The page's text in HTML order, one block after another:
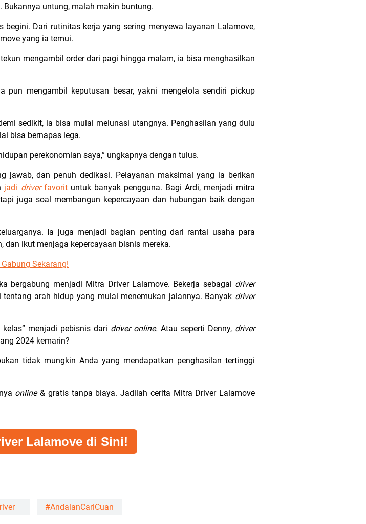
untung, malah makin buntung.
Dari rutinitas kerja yang sering menyewa layanan Lalamove,
yang ia temui.
mengambil order dari pagi hingga malam, ia bisa menghasilkan
mengambil keputusan besar, yakni mengelola sendiri pickup
sedikit, ia bisa mulai melunasi utangnya. Penghasilan yang dulu
bisa bernapas lega.
perekonomian saya,” ungkapnya dengan tulus.
jawab, dan penuh dedikasi. Pelayanan maksimal yang ia berikan
jadi driverfavorituntuk banyak pengguna. Bagi Ardi, menjadi mitra
juga soal membangun kepercayaan dan hubungan baik dengan
Ia juga menjadi bagian penting dari rantai usaha para
dan ikut menjaga kepercayaan bisnis mereka.
Sekarang!
bergabung menjadi Mitra Driver Lalamove. Bekerja sebagai driver
arah hidup yang mulai menemukan jalannya. Banyak driver
menjadi pebisnis dari driver online. Atau seperti Denny, driver
2024 kemarin?
tidak mungkin Anda yang mendapatkan penghasilan tertinggi
online & gratis tanpa biaya. Jadilah cerita Mitra Driver Lalamove
Lalamove di Sini!
#AndalanCariCuan